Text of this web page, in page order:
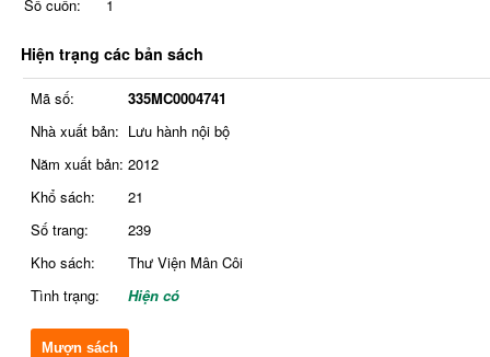
Số cuốn:
1
Hiện trạng các bản sách
Mã số:
335MC0004741
Nhà xuất bản: Lưu hành nội bộ
Năm xuất bản: 2012
Khổ sách:
21
Số trang:
239
Kho sách:
Thư Viện Mân Côi
Tình trạng:
Hiện có
Mượn sách